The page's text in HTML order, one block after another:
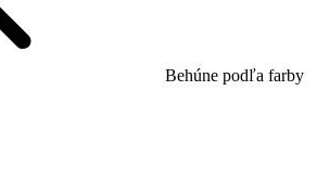
Behúne podľa farby